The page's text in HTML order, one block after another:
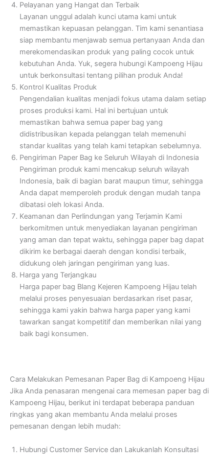
Pelayanan yang Hangat dan Terbaik
Layanan unggul adalah kunci utama kami untuk
memastikan kepuasan pelanggan. Tim kami senantiasa
siap membantu menjawab semua pertanyaan Anda dan
merekomendasikan produk yang paling cocok untuk
kebutuhan Anda. Yuk, segera hubungi Kampoeng Hijau
untuk berkonsultasi tentang pilihan produk Anda!
Kontrol Kualitas Produk
Pengendalian kualitas menjadi fokus utama dalam setiap
proses produksi kami. Hal ini bertujuan untuk
memastikan bahwa semua paper bag yang
didistribusikan kepada pelanggan telah memenuhi
standar kualitas yang telah kami tetapkan sebelumnya.
Pengiriman Paper Bag ke Seluruh Wilayah di Indonesia
Pengiriman produk kami mencakup seluruh wilayah
Indonesia, baik di bagian barat maupun timur, sehingga
Anda dapat memperoleh produk dengan mudah tanpa
dibatasi oleh lokasi Anda.
Keamanan dan Perlindungan yang Terjamin Kami
berkomitmen untuk menyediakan layanan pengiriman
yang aman dan tepat waktu, sehingga paper bag dapat
dikirim ke berbagai daerah dengan kondisi terbaik,
didukung oleh jaringan pengiriman yang luas.
Harga yang Terjangkau
Harga paper bag Blang Kejeren Kampoeng Hijau telah
melalui proses penyesuaian berdasarkan riset pasar,
sehingga kami yakin bahwa harga paper yang kami
tawarkan sangat kompetitif dan memberikan nilai yang
baik bagi konsumen.
Cara Melakukan Pemesanan Paper Bag di Kampoeng Hijau
Jika Anda penasaran mengenai cara memesan paper bag di
Kampoeng Hijau, berikut ini terdapat beberapa panduan
ringkas yang akan membantu Anda melalui proses
pemesanan dengan lebih mudah:
Hubungi Customer Service dan Lakukanlah Konsultasi